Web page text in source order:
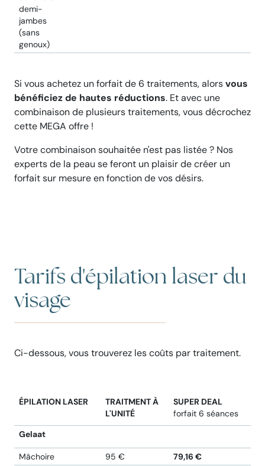
demi-
jambes
(sans
genoux)
Si vous achetez un forfait de 6 traitements, alorsvous
bénéficiez de hautes réductions. Et avec une
combinaison de plusieurs traitements, vous décrochez
cette MEGA offre !
Votre combinaison souhaitée n'est pas listée ? Nos
experts de la peau se feront un plaisir de créer un
forfait sur mesure en fonction de vos désirs.
Tarifs d'épilation laser du
visage
Ci-dessous, vous trouverez les coûts par traitement.
ÉPILATION LASER
TRAITMENT À
L'UNITÉ
SUPER DEAL
forfait 6 séances
Gelaat
Mâchoire 95 €
79,16 €